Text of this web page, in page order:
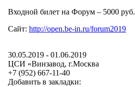
Входной билет на Форум – 5000 руб.
Сайт: http://open.be-in.ru/forum2019
30.05.2019 - 01.06.2019
ЦСИ «Винзавод, г.Москва
+7 (952) 667-11-40
Добавить в закладки: